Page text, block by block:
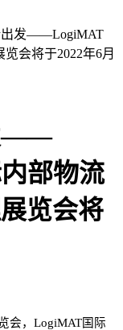
出发——LogiMAT
会将于2022年6月
——
部物流
览会将
会，LogiMAT国际